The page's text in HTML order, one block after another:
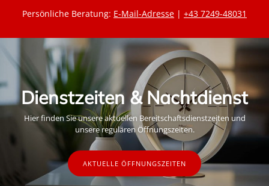
Persönliche Beratung: E-Mail-Adresse | +43 7249-48031
Dienstzeiten & Nachtdienst
Hier finden Sie unsere aktuellen Bereitschaftsdienstzeiten und
unsere regulären Öffnungszeiten.
AKTUELLE ÖFFNUNGSZEITEN